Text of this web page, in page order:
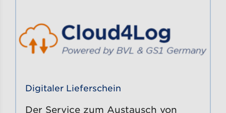
Digitaler Lieferschein
Der Service zum Austausch von